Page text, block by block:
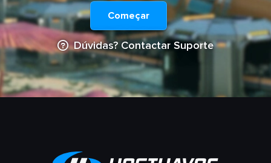
Começar
Dúvidas? Contactar Suporte